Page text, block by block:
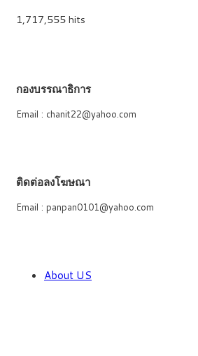
1,717,555 hits
กองบรรณาธิการ
Email : chanit22@yahoo.com
ติดต่อลงโฆษณา
Email : panpan0101@yahoo.com
About US